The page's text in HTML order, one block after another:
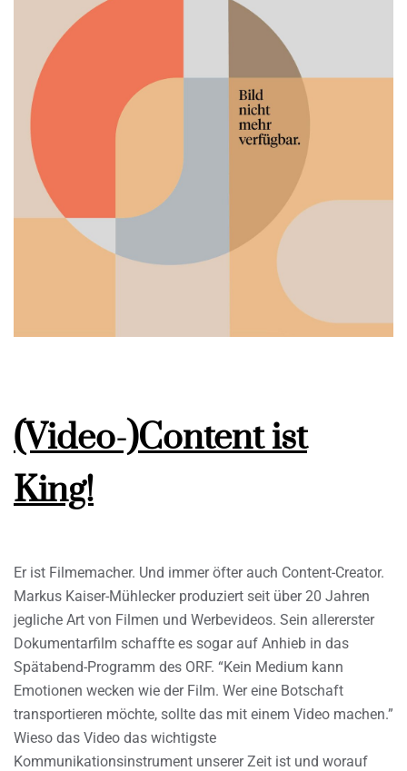
(Video-)Content ist
King!
Er ist Filmemacher. Und immer öfter auch Content-Creator.
Markus Kaiser-Mühlecker produziert seit über 20 Jahren
jegliche Art von Filmen und Werbevideos. Sein allererster
Dokumentarfilm schaffte es sogar auf Anhieb in das
Spätabend-Programm des ORF. “Kein Medium kann
Emotionen wecken wie der Film. Wer eine Botschaft
transportieren möchte, sollte das mit einem Video machen.”
Wieso das Video das wichtigste
Kommunikationsinstrument unserer Zeit ist und worauf